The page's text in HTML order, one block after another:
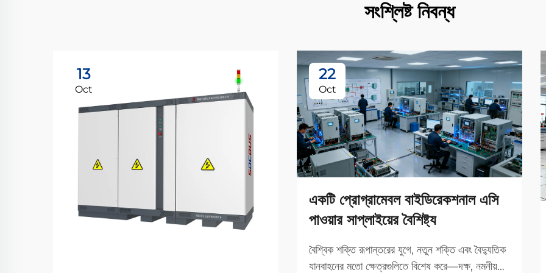
সংশ্লিষ্ট নিবন্ধ
13
Oct
22
Oct
একটি প্রোগ্রামেবল বাইডিরেকশনাল এসি
পাওয়ার সাপ্লাইয়ের বৈশিষ্ট্য
বৈশ্বিক শক্তি রূপান্তরের যুগে, নতুন শক্তি এবং বৈদ্যুতিক
যানবাহনের মতো ক্ষেত্রগুলিতে বিশেষ করে—দক্ষ, নমনীয়